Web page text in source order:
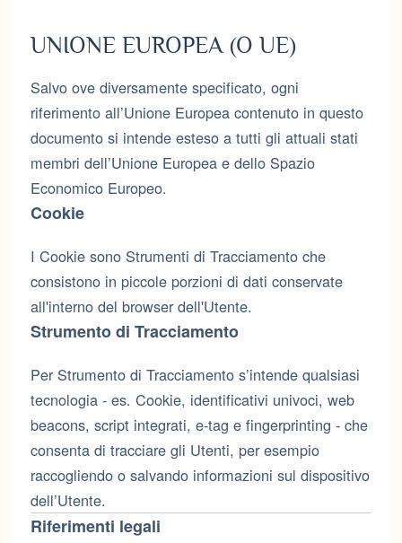
UNIONE EUROPEA (O UE)
Salvo ove diversamente specificato, ogni
riferimento all’Unione Europea contenuto in questo
documento si intende esteso a tutti gli attuali stati
membri dell’Unione Europea e dello Spazio
Economico Europeo.
Cookie
I Cookie sono Strumenti di Tracciamento che
consistono in piccole porzioni di dati conservate
all'interno del browser dell'Utente.
Strumento di Tracciamento
Per Strumento di Tracciamento s’intende qualsiasi
tecnologia - es. Cookie, identificativi univoci, web
beacons, script integrati, e-tag e fingerprinting - che
consenta di tracciare gli Utenti, per esempio
raccogliendo o salvando informazioni sul dispositivo
dell’Utente.
Riferimenti legali